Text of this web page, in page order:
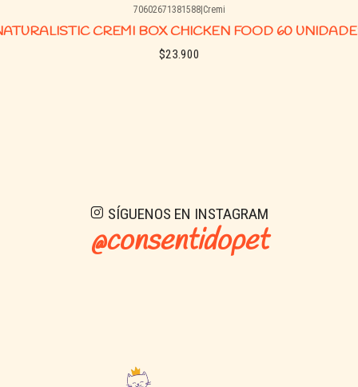
70602671381588| Cremi
CREMI BOX CHICKEN FOOD 60
$23.900
SÍGUENOS EN INSTAGRAM
@consentidopet